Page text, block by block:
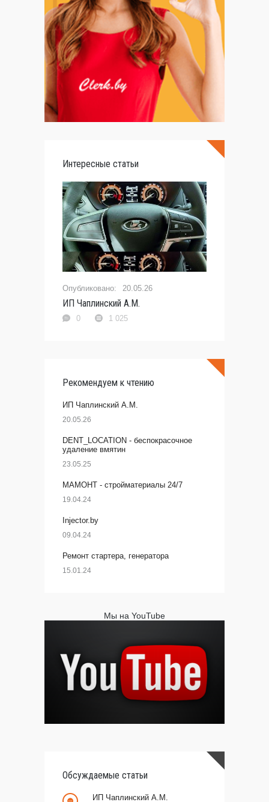
Интересные статьи
20.05.26
ИП Чаплинский А.М.
0 1 025
Рекомендуем к чтению
ИП Чаплинский А.М.
20.05.26
DENT_LOCATION - беспокрасочное
удаление вмятин
23.05.25
МАМОНТ - стройматериалы 24/7
19.04.24
Injector.by
09.04.24
Ремонт стартера, генератора
15.01.24
Мы на YouTube
Обсуждаемые статьи
ИП Чаплинский А.М.